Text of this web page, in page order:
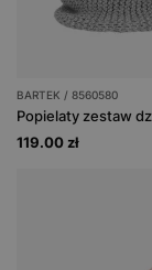
BARTEK / 8560580
119.00 zł